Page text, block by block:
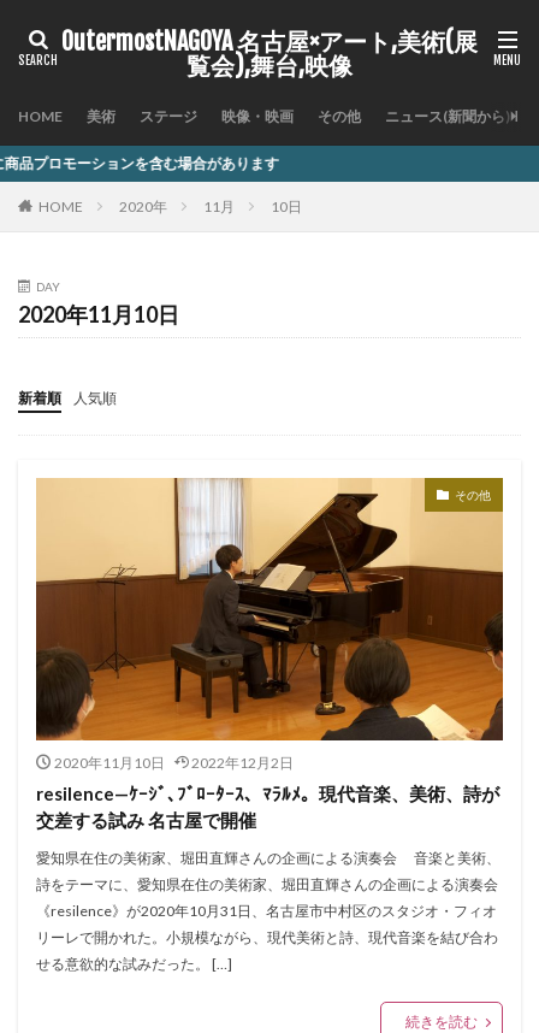
OutermostNAGOYA 名古屋×アート,美術(展
覧会),舞台,映像
HOME 美術 ステージ 映像・映画 その他 ニュース(新聞から)
含む場合があります
HOME 2020年 11月 10日
DAY
2020年11月10日
新着順 人気順
その他
2020年11月10日 2022年12月2日
resilence—ｹｰｼﾞ､ﾌﾞﾛｰﾀｰｽ、ﾏﾗﾙﾒ。現代音楽、美術、詩が
交差する試み 名古屋で開催
愛知県在住の美術家、堀田直輝さんの企画による演奏会 音楽と美術、
詩をテーマに、愛知県在住の美術家、堀田直輝さんの企画による演奏会
《resilence》が2020年10月31日、名古屋市中村区のスタジオ・フィオ
リーレで開かれた。小規模ながら、現代美術と詩、現代音楽を結び合わ
せる意欲的な試みだった。 […]
続きを読む